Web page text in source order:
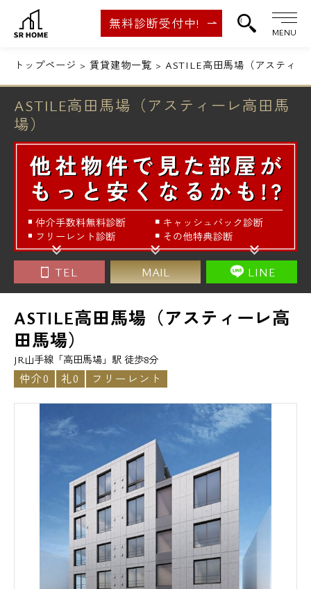
無料診断受付中!
MENU
トップページ 賃貸建物一覧 ASTILE高田馬場（アスティー
ASTILE高田馬場（アスティーレ高田馬
場）
TEL MAIL LINE
ASTILE高田馬場（アスティーレ高
田馬場）
JR山手線「高田馬場」駅 徒歩8分
仲介0 礼0 フリーレント